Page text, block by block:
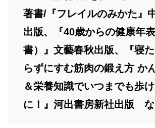
著書/『フレイルのみかた』
出版、『40歳からの健康年
書）』文藝春秋出版、『寝
らずにすむ筋肉の鍛え方 か
＆栄養知識でいつまでも歩
に！』河出書房新社出版